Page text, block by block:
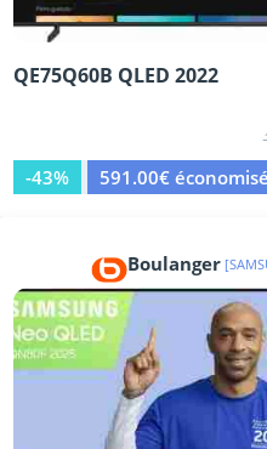
QE75Q60B QLED 2022
-43%
591.00€ économisé
Boulanger